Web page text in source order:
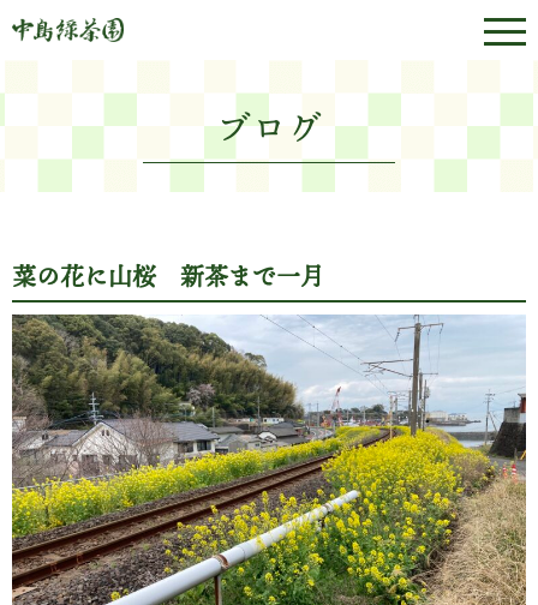
ブログ
菜の花に山桜 新茶まで一月